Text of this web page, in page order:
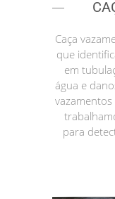
Caça
que
em
água e
vazamentos
para